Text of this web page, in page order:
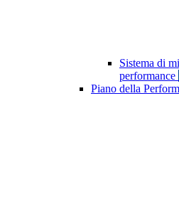
Sistema di
performance
Piano della